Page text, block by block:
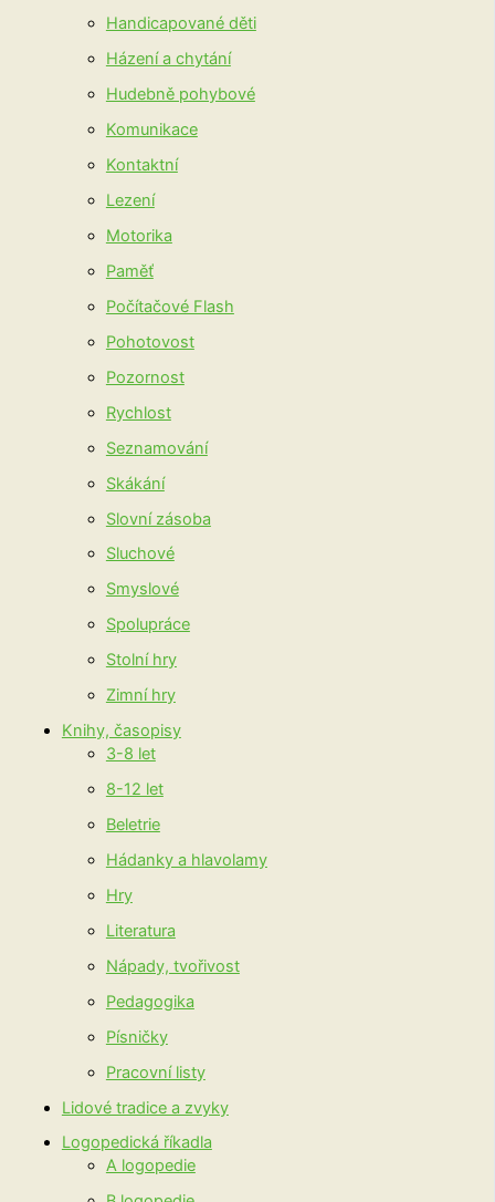
Handicapované děti
Házení a chytání
Hudebně pohybové
Komunikace
Kontaktní
Lezení
Motorika
Paměť
Počítačové Flash
Pohotovost
Pozornost
Rychlost
Seznamování
Skákání
Slovní zásoba
Sluchové
Smyslové
Spolupráce
Stolní hry
Zimní hry
Knihy, časopisy
3-8 let
8-12 let
Beletrie
Hádanky a hlavolamy
Hry
Literatura
Nápady, tvořivost
Pedagogika
Písničky
Pracovní listy
Lidové tradice a zvyky
Logopedická říkadla
A logopedie